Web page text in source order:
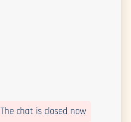
The chat is closed now